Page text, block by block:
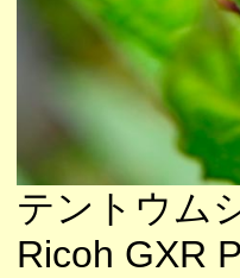
テントウム
Ricoh GXR